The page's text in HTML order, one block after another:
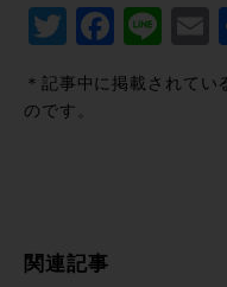
Twitter
＊記事中に掲載されて
のです。
関連記事